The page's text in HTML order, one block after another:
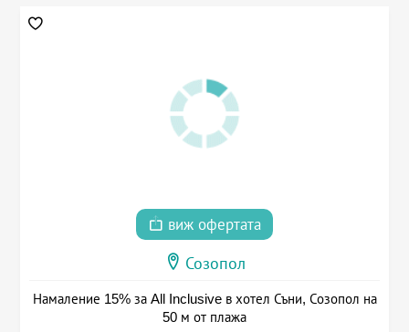
виж офертата
Созопол
Намаление 15% за All Inclusive в хотел Съни, Созопол на
50 м от плажа